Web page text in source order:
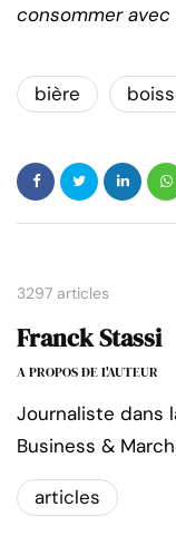
consommer avec
bière
3297 articles
Franck Stassi
A PROPOS DE L'AUTEUR
Journaliste dans
Business &
articles